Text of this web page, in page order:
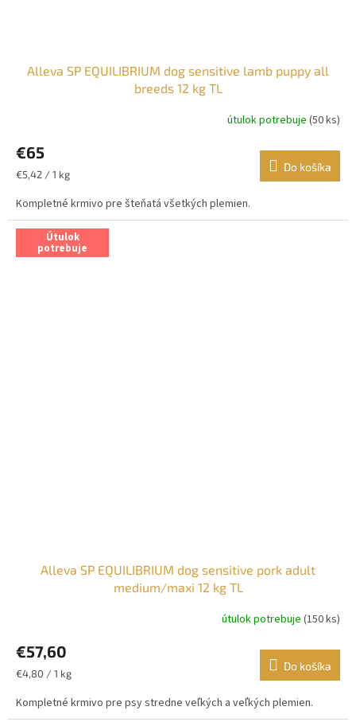
Alleva SP EQUILIBRIUM dog sensitive lamb puppy all
breeds 12 kg TL
útulok potrebuje (50 ks)
€65
Jednotková
€5,42 / 1 kg
Do košíka
Kompletné krmivo pre šteňatá všetkých plemien.
Útulok
potrebuje
Alleva SP EQUILIBRIUM dog sensitive pork adult
medium/maxi 12 kg TL
útulok potrebuje (150 ks)
€57,60
Jednotková
€4,80 / 1 kg
Do košíka
Kompletné krmivo pre psy stredne veľkých a veľkých plemien.